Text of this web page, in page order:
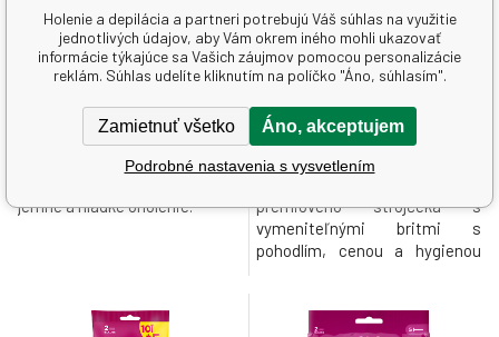
Wilkinson Sword Intuition
Complete náhradné hlavice, 3
ks
16.36 EUR
5.45EUR/1ks
Náhradné hlavice s 5 britmi a
jemné a hladké oholenie.
Wilkinson Xtreme3 Beauty
Hybrid dámsky holiaci strojček,
5 ks
8.62 EUR
1.72EUR/1ks
Dámsky jednorazový holiaci
prémiového strojčeka s
vymeniteľnými britmi s
pohodlím, cenou a hygienou
Holenie a depilácia a partneri potrebujú Váš súhlas na využitie
jednotlivých údajov, aby Vám okrem iného mohli ukazovať
informácie týkajúce sa Vašich záujmov pomocou personalizácie
reklám. Súhlas udelíte kliknutím na políčko "Áno, súhlasím".
Zamietnuť všetko Áno, akceptujem
Podrobné nastavenia s vysvetlením